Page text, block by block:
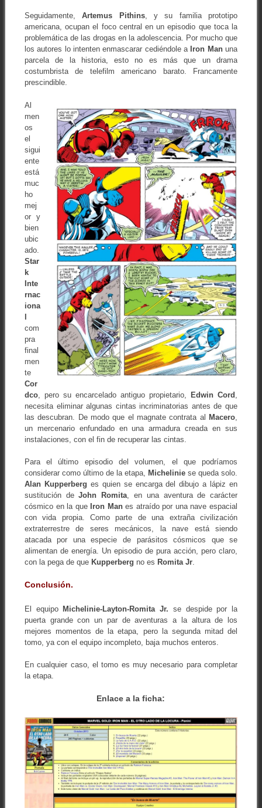
Seguidamente,Artemus Pithins, y su familia prototipo
americana, ocupan el foco central en un episodio que toca la
problemática de las drogas en la adolescencia. Por mucho que
los autores lo intenten enmascarar cediéndole a Iron Manuna
parcela de la historia, esto no es más que un drama
costumbrista de telefilm americano barato. Francamente
prescindible.
Al
men
os
el
sigui
ente
está
muc
ho
mej
or y
bien
ubic
ado.
Star
k
Inte
rnac
iona
com
pra
final
men
te
Cor
dco, pero su encarcelado antiguo propietario, Edwin Cord
necesita eliminar algunas cintas incriminatorias antes de que
las descubran. De modo que el magnate contrata al
Macero
un mercenario enfundado en una armadura creada en sus
instalaciones, con el fin de recuperar las cintas.
Para el último episodio del volumen, el que podríamos
considerar como último de la etapa, Michelinie se queda solo.
Alan Kupperberg es quien se encarga del dibujo a lápiz en
sustitución deJohn Romita, en una aventura de carácter
cósmico en la que Iron Manes atraído por una nave espacial
con vida propia. Como parte de una extraña civilización
extraterrestre de seres mecánicos, la nave está siendo
atacada por una especie de parásitos cósmicos que se
alimentan de energía. Un episodio de pura acción, pero claro,
con la pega de que Kupperberg no es Romita Jr.
Conclusión.
El equipo Michelinie-Layton-Romita Jr. se despide por la
puerta grande con un par de aventuras a la altura de los
mejores momentos de la etapa, pero la segunda mitad del
tomo, ya con el equipo incompleto, baja muchos enteros.
En cualquier caso, el tomo es muy necesario para completar
la etapa.
Enlace a la ficha: